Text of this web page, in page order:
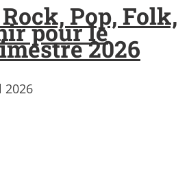
Pop, Folk,
pour le
2026
2026